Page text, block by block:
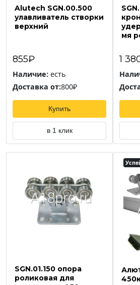
Alutech SGN.00.500
улавливатель створки
верхний
855₽
Наличие: есть
Доставка от:800₽
Купить
в 1 клик
мя
1
SGN.01.150 опора
роликовая для